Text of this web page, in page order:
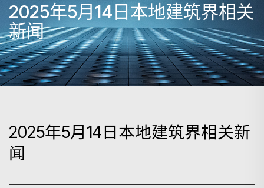
2025年5月14日本地建筑界相关
新闻
2025年5月14日本地建筑界相关新
闻